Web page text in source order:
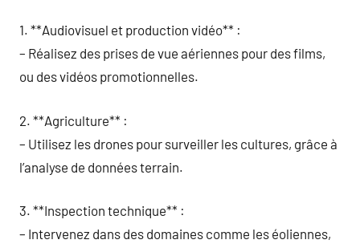
1. **Audiovisuel et production vidéo** :
– Réalisez des prises de vue aériennes pour des films,
ou des vidéos promotionnelles.
2. **Agriculture** :
– Utilisez les drones pour surveiller les cultures, grâce à
l’analyse de données terrain.
3. **Inspection technique** :
– Intervenez dans des domaines comme les éoliennes,